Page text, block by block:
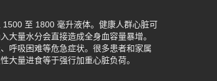
至 1800 毫升液体。健康人群心脏可
大量水分会直接造成全身血容量暴增。
呼吸困难等危急症状。很多患者和家属
大量进食等于强行加重心脏负荷。